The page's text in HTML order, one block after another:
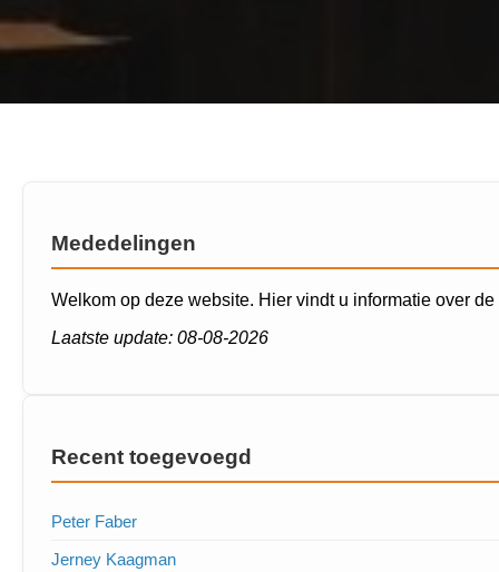
Mededelingen
Welkom op deze website. Hier vindt u informatie over
Laatste update: 08-08-2026
Recent toegevoegd
Peter Faber
Jerney Kaagman